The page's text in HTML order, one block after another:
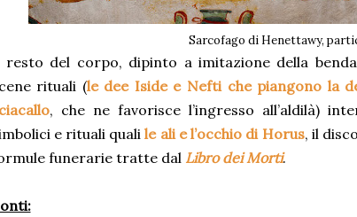
Sarcofago di Henettawy,
resto del corpo, dipinto a imitazione della
rituali (le dee Iside e Nefti che piangono la
, che ne favorisce l’ingresso all’aldilà)
e rituali qualile ali e l’occhio di Horus, il
funerarie tratte dal Libro dei Morti.